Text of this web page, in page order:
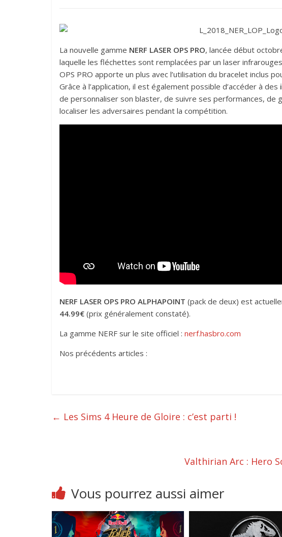
La nouvelle gamme NERF LASER OPS PRO, lancée début
laquelle les fléchettes sont remplacées par un laser
OPS PRO apporte un plus avec l’utilisation du bracelet inclus
Grâce à l’application, il est également possible d’accéder à des
de personnaliser son blaster, de suivre ses performances, de
localiser les adversaires pendant la compétition.
NERF LASER OPS PRO ALPHAPOINT (pack de deux) est
44.99€ (prix généralement constaté).
La gamme NERF sur le site officiel : nerf.hasbro.com
Nos précédents articles :
← Les Sims 4 Heure de Gloire : c’est parti !
Valthirian Arc : Hero
Vous pourrez aussi aimer